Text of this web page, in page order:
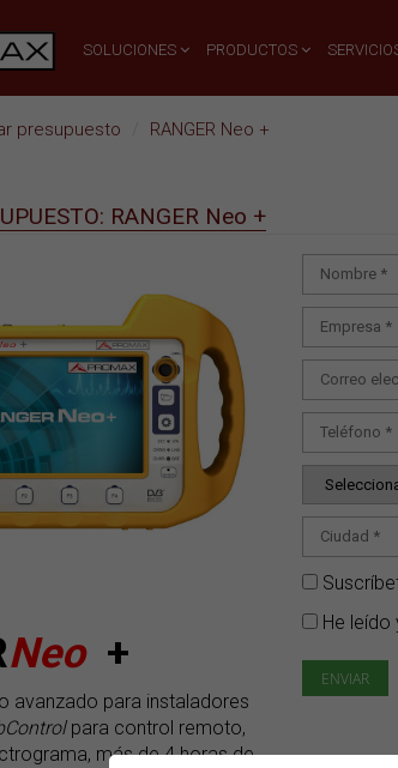
SOLUCIONES PRODUCTOS
presupuesto RANGER Neo +
RANGER Neo +
Neo +
avanzado para instaladores
para control remoto,
más de 4 horas de
He leído